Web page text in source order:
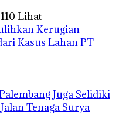
110 Lihat
Kerugian
Kasus Lahan PT
Juga Selidiki
Tenaga Surya